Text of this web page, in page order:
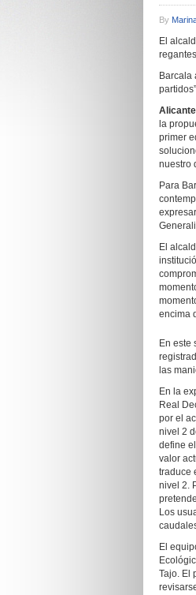
By
El
Barcala
partidos”
la
primer
nuestro
Para
El
encima
En este
las
En la
Real
por el
nivel 2
define
valor
traduce
nivel 2.
Los
El
Tajo. El